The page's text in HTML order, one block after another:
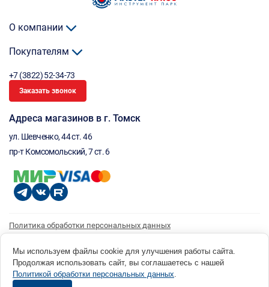
О компании
Покупателям
+7 (3822) 52-34-73
Заказать звонок
Адреса магазинов в г. Томск
ул. Шевченко, 44 ст. 46
пр-т Комсомольский, 7 ст. 6
Политика обработки персональных данных
Согласие на получение рассылки
© 1996 - 2026 инструмент парк «Мастер Плюс» Россия, г. Томск, ул. Шевченко, 44 ст. 46, (3822) 52-34-
73 okp@masterplus.tomsk.ru ИП Брусницын Д.Н. ИНН 701700002741
Мы используем файлы cookie для улучшения работы сайта.
Продолжая использовать сайт, вы соглашаетесь с нашей
Политикой обработки персональных данных.